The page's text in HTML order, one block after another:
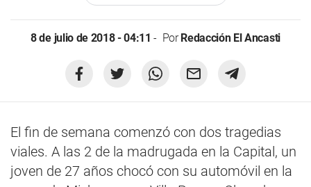
8 de julio de 2018 - 04:11 PorRedacción El Ancasti
El fin de semana comenzó con dos tragedias
viales. A las 2 de la madrugada en la Capital, un
joven de 27 años chocó con su automóvil en la